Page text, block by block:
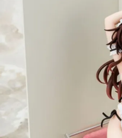
3.完整用戶服務條款，請詳閱以